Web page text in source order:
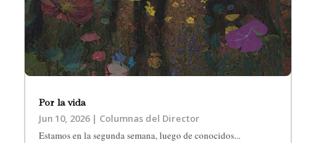
Por la vida
Jun 10, 2026| Columnas del Director
Estamos en la segunda semana, luego de conocidos...